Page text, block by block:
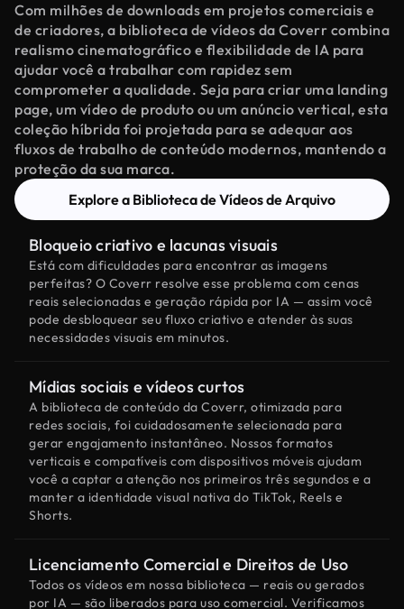
Com milhões de downloads em projetos comerciais e
de criadores, a biblioteca de vídeos da Coverr combina
realismo cinematográfico e flexibilidade de IA para
ajudar você a trabalhar com rapidez sem
comprometer a qualidade. Seja para criar uma landing
page, um vídeo de produto ou um anúncio vertical, esta
coleção híbrida foi projetada para se adequar aos
fluxos de trabalho de conteúdo modernos, mantendo a
proteção da sua marca.
Explore a Biblioteca de Vídeos de Arquivo
Bloqueio criativo e lacunas visuais
Está com dificuldades para encontrar as imagens
perfeitas? O Coverr resolve esse problema com cenas
reais selecionadas e geração rápida por IA — assim você
pode desbloquear seu fluxo criativo e atender às suas
necessidades visuais em minutos.
Mídias sociais e vídeos curtos
A biblioteca de conteúdo da Coverr, otimizada para
redes sociais, foi cuidadosamente selecionada para
gerar engajamento instantâneo. Nossos formatos
verticais e compatíveis com dispositivos móveis ajudam
você a captar a atenção nos primeiros três segundos e a
manter a identidade visual nativa do TikTok, Reels e
Shorts.
Licenciamento Comercial e Direitos de Uso
Todos os vídeos em nossa biblioteca — reais ou gerados
por IA — são liberados para uso comercial. Verificamos